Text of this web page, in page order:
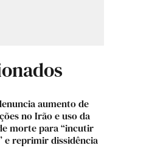
aumento de
no Irão e uso da
morte para “incutir
e reprimir dissidência